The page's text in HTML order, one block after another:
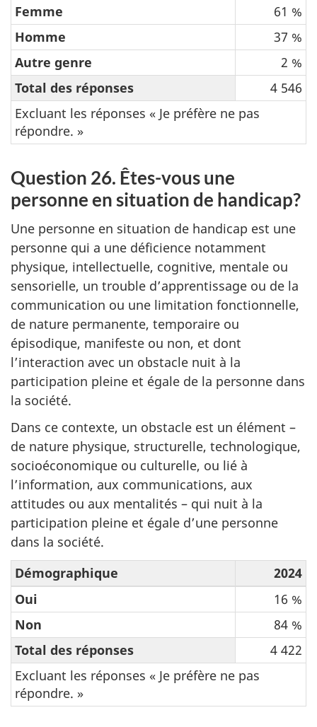
Femme
61 %
Homme
37 %
Autre genre
2 %
Total des réponses
4 546
Excluant les réponses « Je préfère ne pas
répondre. »
Question 26. Êtes-vous une
personne en situation de handicap?
Une personne en situation de handicap est une
personne qui a une déficience notamment
physique, intellectuelle, cognitive, mentale ou
sensorielle, un trouble d’apprentissage ou de la
communication ou une limitation fonctionnelle,
de nature permanente, temporaire ou
épisodique, manifeste ou non, et dont
l’interaction avec un obstacle nuit à la
participation pleine et égale de la personne dans
la société.
Dans ce contexte, un obstacle est un élément –
de nature physique, structurelle, technologique,
socioéconomique ou culturelle, ou lié à
l’information, aux communications, aux
attitudes ou aux mentalités – qui nuit à la
participation pleine et égale d’une personne
dans la société.
Démographique
2024
Oui
16 %
Non
84 %
Total des réponses
4 422
Excluant les réponses « Je préfère ne pas
répondre. »